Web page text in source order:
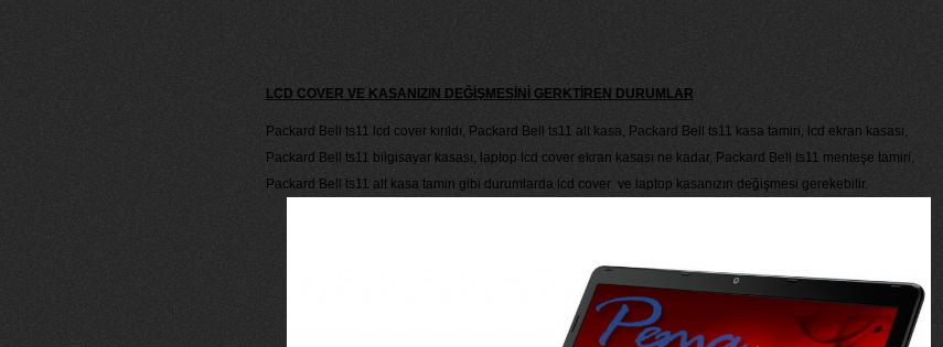
LCD COVER VE KASANIZIN DEĞİŞMESİNİ GERKTİREN DURUMLAR
Packard Bell ts11 lcd cover kırıldı, Packard Bell ts11 alt kasa, Packard Bell ts11 kasa tamiri, lcd ekran kasası,
Packard Bell ts11 bilgisayar kasası, laptop lcd cover ekran kasası ne kadar, Packard Bell ts11 menteşe tamiri,
Packard Bell ts11 alt kasa tamiri gibi durumlarda lcd cover ve laptop kasanızın değişmesi gerekebilir.